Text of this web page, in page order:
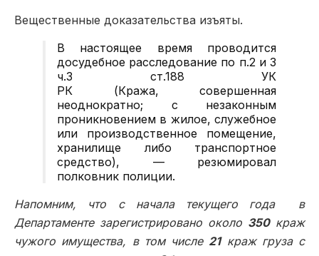
Вещественные доказательства изъяты.
В настоящее время проводится
досудебное расследование по п.2 и 3
ч.3 ст.188 УК
РК (Кража,
совершенная
неоднократно; с незаконным
проникновением в жилое, служебное
или производственное помещение,
хранилище либо транспортное
средство), — резюмировал
полковник полиции.
Напомним, что с начала текущего года в
Департаменте зарегистрировано около 350 краж
чужого имущества, в том числе 21краж груза с